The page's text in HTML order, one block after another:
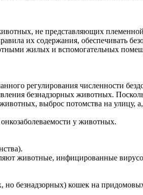
не представляющих
их содержания, обеспечивать
жилых и вспомогательных
регулирования численности
безнадзорных животных.
выброс потомства на улицу,
у животных.
животные, инфицированные
но безнадзорных) кошек на